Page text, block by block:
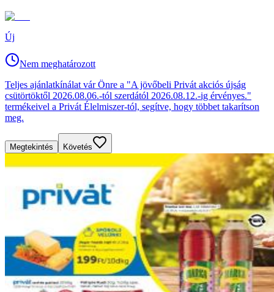
Új
Nem meghatározott
Teljes ajánlatkínálat vár Önre a "A jövőbeli Privát akciós újság
csütörtöktől 2026.08.06.-tól szerdától 2026.08.12.-ig érvényes."
termékeivel a Privát Élelmiszer-tól, segítve, hogy többet takarítson
meg.
Megtekintés Követés